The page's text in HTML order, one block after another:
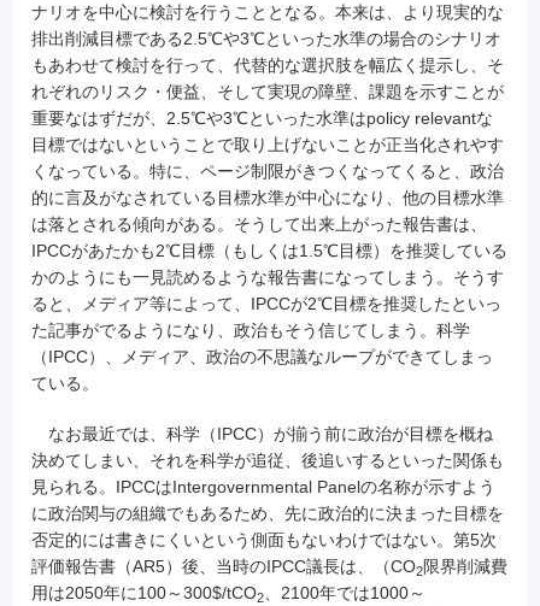
ナリオを中心に検討を行うこととなる。本来は、より現実的な
排出削減目標である2.5℃や3℃といった水準の場合のシナリオ
もあわせて検討を行って、代替的な選択肢を幅広く提示し、そ
れぞれのリスク・便益、そして実現の障壁、課題を示すことが
重要なはずだが、2.5℃や3℃といった水準はpolicy relevantな
目標ではないということで取り上げないことが正当化されやす
くなっている。特に、ページ制限がきつくなってくると、政治
的に言及がなされている目標水準が中心になり、他の目標水準
は落とされる傾向がある。そうして出来上がった報告書は、
IPCCがあたかも2℃目標（もしくは1.5℃目標）を推奨している
かのようにも一見読めるような報告書になってしまう。そうす
ると、メディア等によって、IPCCが2℃目標を推奨したといっ
た記事がでるようになり、政治もそう信じてしまう。科学
（IPCC）、メディア、政治の不思議なループができてしまっ
ている。
なお最近では、科学（IPCC）が揃う前に政治が目標を概ね
決めてしまい、それを科学が追従、後追いするといった関係も
見られる。IPCCはIntergovernmental Panelの名称が示すよう
に政治関与の組織でもあるため、先に政治的に決まった目標を
否定的には書きにくいという側面もないわけではない。第5次
評価報告書（AR5）後、当時のIPCC議長は、（CO2限界削減費
用は2050年に100～300$/tCO2、2100年では1000～